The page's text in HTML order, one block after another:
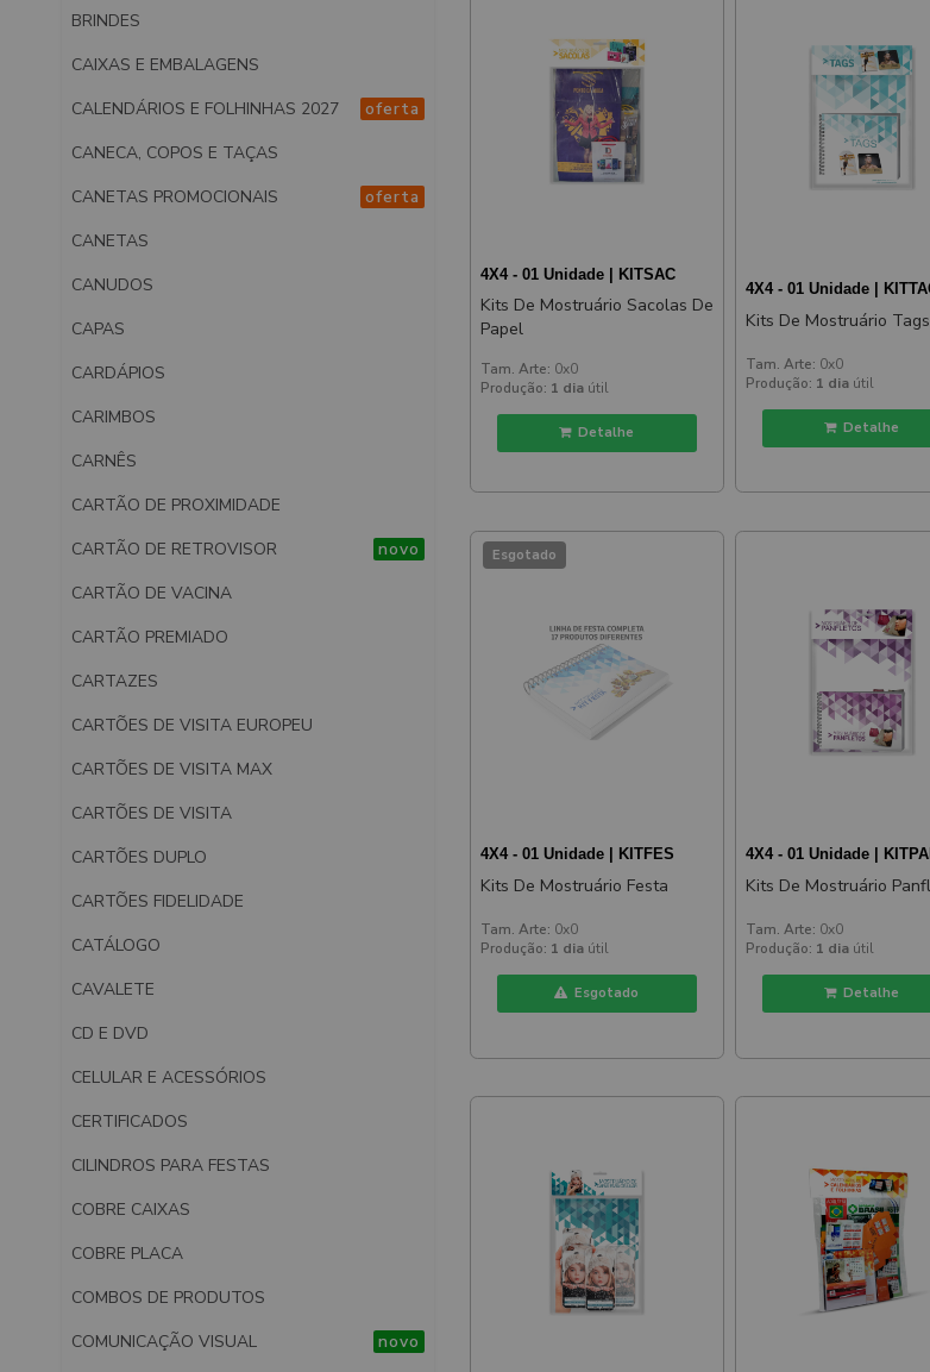
BRINDES
CAIXAS E EMBALAGENS
CALENDÁRIOS E FOLHINHAS 2027
oferta
CANECA, COPOS E TAÇAS
CANETAS PROMOCIONAIS
oferta
CANETAS
CANUDOS
CAPAS
CARDÁPIOS
CARIMBOS
CARNÊS
CARTÃO DE PROXIMIDADE
CARTÃO DE RETROVISOR
novo
CARTÃO DE VACINA
CARTÃO PREMIADO
CARTAZES
CARTÕES DE VISITA EUROPEU
CARTÕES DE VISITA MAX
CARTÕES DE VISITA
CARTÕES DUPLO
CARTÕES FIDELIDADE
CATÁLOGO
CAVALETE
CD E DVD
CELULAR E ACESSÓRIOS
CERTIFICADOS
CILINDROS PARA FESTAS
COBRE CAIXAS
COBRE PLACA
COMBOS DE PRODUTOS
COMUNICAÇÃO VISUAL
novo
4X4 - 01 Unidade | KITSAC
Kits De Mostruário Sacolas De
Papel
Tam. Arte: 0x0
Produção: 1 dia útil
Detalhe
4X4 - 01 Unidade |
Kits De Mostruário Tags
Tam. Arte: 0x0
Produção: 1 dia útil
Detalhe
Esgotado
4X4 - 01 Unidade | KITFES
Kits De Mostruário Festa
Tam. Arte: 0x0
Produção: 1 dia útil
Esgotado
4X4 - 01 Unidade |
Kits De Mostruário
Tam. Arte: 0x0
Produção: 1 dia útil
Detalhe